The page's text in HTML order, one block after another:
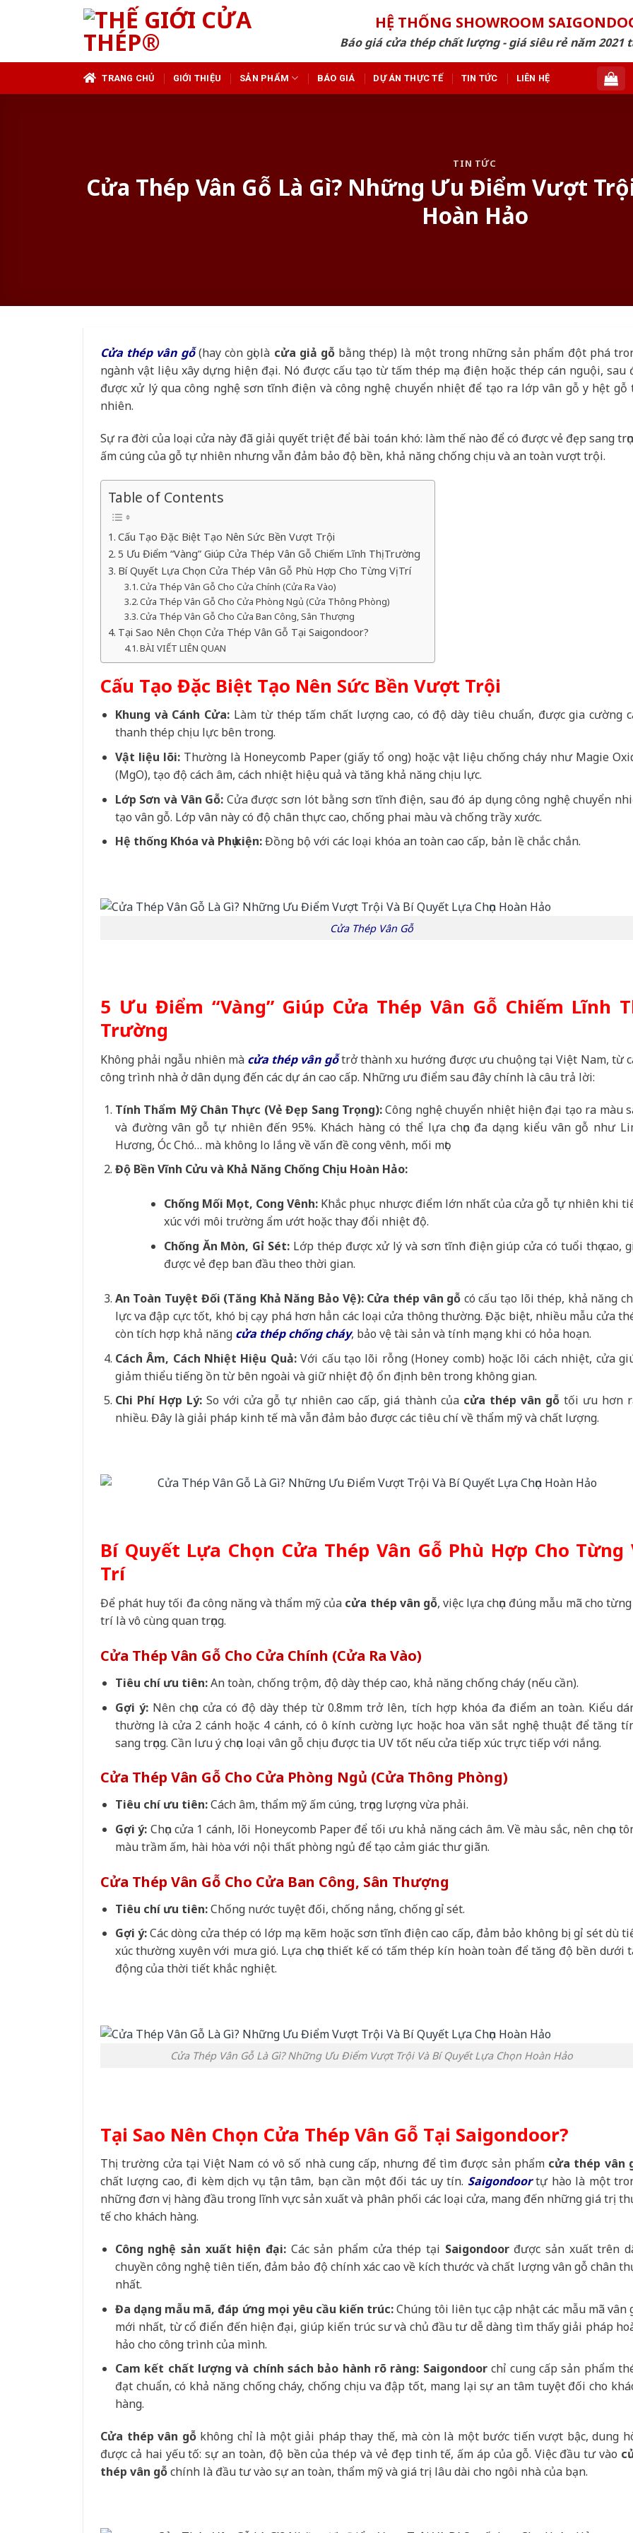
HỆ THỐNG SHOWROOM
Báo giá cửa thép chất lượng - giá siêu rẻ năm 2021
TRANG CHỦ GIỚI THIỆU SẢN PHẨM BÁO GIÁ DỰ ÁN THỰC TẾ TIN TỨC LIÊN HỆ
TIN TỨC
Cửa Thép Vân Gỗ Là Gì? Những Ưu Điểm Vượt
Hoàn Hảo
Cửa thép vân gỗ(hay còn gọi là cửa giả gỗbằng thép) là một trong những sản phẩm đột phá
ngành vật liệu xây dựng hiện đại. Nó được cấu tạo từ tấm thép mạ điện hoặc thép cán nguội, sau
được xử lý qua công nghệ sơn tĩnh điện và công nghệ chuyển nhiệt để tạo ra lớp vân gỗ y hệt gỗ
nhiên.
Sự ra đời của loại cửa này đã giải quyết triệt để bài toán khó: làm thế nào để có được vẻ đẹp sang
ấm cúng của gỗ tự nhiên nhưng vẫn đảm bảo độ bền, khả năng chống chịu và an toàn vượt trội.
Table of Contents
Cấu Tạo Đặc Biệt Tạo Nên Sức Bền Vượt Trội
5 Ưu Điểm “Vàng” Giúp Cửa Thép Vân Gỗ Chiếm Lĩnh Thị Trường
Bí Quyết Lựa Chọn Cửa Thép Vân Gỗ Phù Hợp Cho Từng Vị Trí
Cửa Thép Vân Gỗ Cho Cửa Chính (Cửa Ra Vào)
Cửa Thép Vân Gỗ Cho Cửa Phòng Ngủ (Cửa Thông Phòng)
Cửa Thép Vân Gỗ Cho Cửa Ban Công, Sân Thượng
Tại Sao Nên Chọn Cửa Thép Vân Gỗ Tại Saigondoor?
BÀI VIẾT LIÊN QUAN
Cấu Tạo Đặc Biệt Tạo Nên Sức Bền Vượt Trội
Khung và Cánh Cửa: Làm từ thép tấm chất lượng cao, có độ dày tiêu chuẩn, được gia cường
thanh thép chịu lực bên trong.
Vật liệu lõi:Thường là Honeycomb Paper (giấy tổ ong) hoặc vật liệu chống cháy như Magie
(MgO), tạo độ cách âm, cách nhiệt hiệu quả và tăng khả năng chịu lực.
Lớp Sơn và Vân Gỗ: Cửa được sơn lót bằng sơn tĩnh điện, sau đó áp dụng công nghệ chuyển
tạo vân gỗ. Lớp vân này có độ chân thực cao, chống phai màu và chống trầy xước.
Hệ thống Khóa và Phụ kiện:Đồng bộ với các loại khóa an toàn cao cấp, bản lề chắc chắn.
Cửa Thép Vân Gỗ
5 Ưu Điểm “Vàng” Giúp Cửa Thép Vân Gỗ Chiếm Lĩnh
Trường
Không phải ngẫu nhiên mà cửa thép vân gỗtrở thành xu hướng được ưu chuộng tại Việt Nam, từ
công trình nhà ở dân dụng đến các dự án cao cấp. Những ưu điểm sau đây chính là câu trả lời:
Tính Thẩm Mỹ Chân Thực (Vẻ Đẹp Sang Trọng):Công nghệ chuyển nhiệt hiện đại tạo ra màu
và đường vân gỗ tự nhiên đến 95%. Khách hàng có thể lựa chọn đa dạng kiểu vân gỗ như
Hương, Óc Chó… mà không lo lắng về vấn đề cong vênh, mối mọt.
Độ Bền Vĩnh Cửu và Khả Năng Chống Chịu Hoàn Hảo:
Chống Mối Mọt, Cong Vênh: Khắc phục nhược điểm lớn nhất của cửa gỗ tự nhiên khi
xúc với môi trường ẩm ướt hoặc thay đổi nhiệt độ.
Chống Ăn Mòn, Gỉ Sét: Lớp thép được xử lý và sơn tĩnh điện giúp cửa có tuổi thọ cao,
được vẻ đẹp ban đầu theo thời gian.
An Toàn Tuyệt Đối (Tăng Khả Năng Bảo Vệ): Cửa thép vân gỗ có cấu tạo lõi thép, khả năng
lực va đập cực tốt, khó bị cạy phá hơn hẳn các loại cửa thông thường. Đặc biệt, nhiều mẫu cửa
còn tích hợp khả năng cửa thép chống cháy, bảo vệ tài sản và tính mạng khi có hỏa hoạn.
Cách Âm, Cách Nhiệt Hiệu Quả:Với cấu tạo lõi rỗng (Honey comb) hoặc lõi cách nhiệt, cửa
giảm thiểu tiếng ồn từ bên ngoài và giữ nhiệt độ ổn định bên trong không gian.
Chi Phí Hợp Lý:So với cửa gỗ tự nhiên cao cấp, giá thành của cửa thép vân gỗtối ưu hơn
nhiều. Đây là giải pháp kinh tế mà vẫn đảm bảo được các tiêu chí về thẩm mỹ và chất lượng.
Bí Quyết Lựa Chọn Cửa Thép Vân Gỗ Phù Hợp Cho Từng
Trí
Để phát huy tối đa công năng và thẩm mỹ của cửa thép vân gỗ, việc lựa chọn đúng mẫu mã cho
trí là vô cùng quan trọng.
Cửa Thép Vân Gỗ Cho Cửa Chính (Cửa Ra Vào)
Tiêu chí ưu tiên:An toàn, chống trộm, độ dày thép cao, khả năng chống cháy (nếu cần).
Gợi ý:Nên chọn cửa có độ dày thép từ 0.8mm trở lên, tích hợp khóa đa điểm an toàn. Kiểu
thường là cửa 2 cánh hoặc 4 cánh, có ô kính cường lực hoặc hoa văn sắt nghệ thuật để tăng
sang trọng. Cần lưu ý chọn loại vân gỗ chịu được tia UV tốt nếu cửa tiếp xúc trực tiếp với nắng.
Cửa Thép Vân Gỗ Cho Cửa Phòng Ngủ (Cửa Thông Phòng)
Tiêu chí ưu tiên:Cách âm, thẩm mỹ ấm cúng, trọng lượng vừa phải.
Gợi ý: Chọn cửa 1 cánh, lõi Honeycomb Paper để tối ưu khả năng cách âm. Về màu sắc, nên chọn
màu trầm ấm, hài hòa với nội thất phòng ngủ để tạo cảm giác thư giãn.
Cửa Thép Vân Gỗ Cho Cửa Ban Công, Sân Thượng
Tiêu chí ưu tiên:Chống nước tuyệt đối, chống nắng, chống gỉ sét.
Gợi ý:Các dòng cửa thép có lớp mạ kẽm hoặc sơn tĩnh điện cao cấp, đảm bảo không bị gỉ sét dù
xúc thường xuyên với mưa gió. Lựa chọn thiết kế có tấm thép kín hoàn toàn để tăng độ bền dưới
động của thời tiết khắc nghiệt.
Cửa Thép Vân Gỗ Là Gì? Những Ưu Điểm Vượt Trội Và Bí Quyết Lựa Chọn Hoàn Hảo
Tại Sao Nên Chọn Cửa Thép Vân Gỗ Tại Saigondoor?
Thị trường cửa tại Việt Nam có vô số nhà cung cấp, nhưng để tìm được sản phẩm cửa thép vân
chất lượng cao, đi kèm dịch vụ tận tâm, bạn cần một đối tác uy tín. Saigondoortự hào là một
những đơn vị hàng đầu trong lĩnh vực sản xuất và phân phối các loại cửa, mang đến những giá trị
tế cho khách hàng.
Công nghệ sản xuất hiện đại: Các sản phẩm cửa thép tại Saigondoorđược sản xuất trên
chuyền công nghệ tiên tiến, đảm bảo độ chính xác cao về kích thước và chất lượng vân gỗ chân
nhất.
Đa dạng mẫu mã, đáp ứng mọi yêu cầu kiến trúc:Chúng tôi liên tục cập nhật các mẫu mã vân
mới nhất, từ cổ điển đến hiện đại, giúp kiến trúc sư và chủ đầu tư dễ dàng tìm thấy giải pháp
hảo cho công trình của mình.
Cam kết chất lượng và chính sách bảo hành rõ ràng: Saigondoorchỉ cung cấp sản phẩm
đạt chuẩn, có khả năng chống cháy, chống chịu va đập tốt, mang lại sự an tâm tuyệt đối cho
hàng.
Cửa thép vân gỗkhông chỉ là một giải pháp thay thế, mà còn là một bước tiến vượt bậc, dung
được cả hai yếu tố: sự an toàn, độ bền của thép và vẻ đẹp tinh tế, ấm áp của gỗ. Việc đầu tư vào
thép vân gỗchính là đầu tư vào sự an toàn, thẩm mỹ và giá trị lâu dài cho ngôi nhà của bạn.